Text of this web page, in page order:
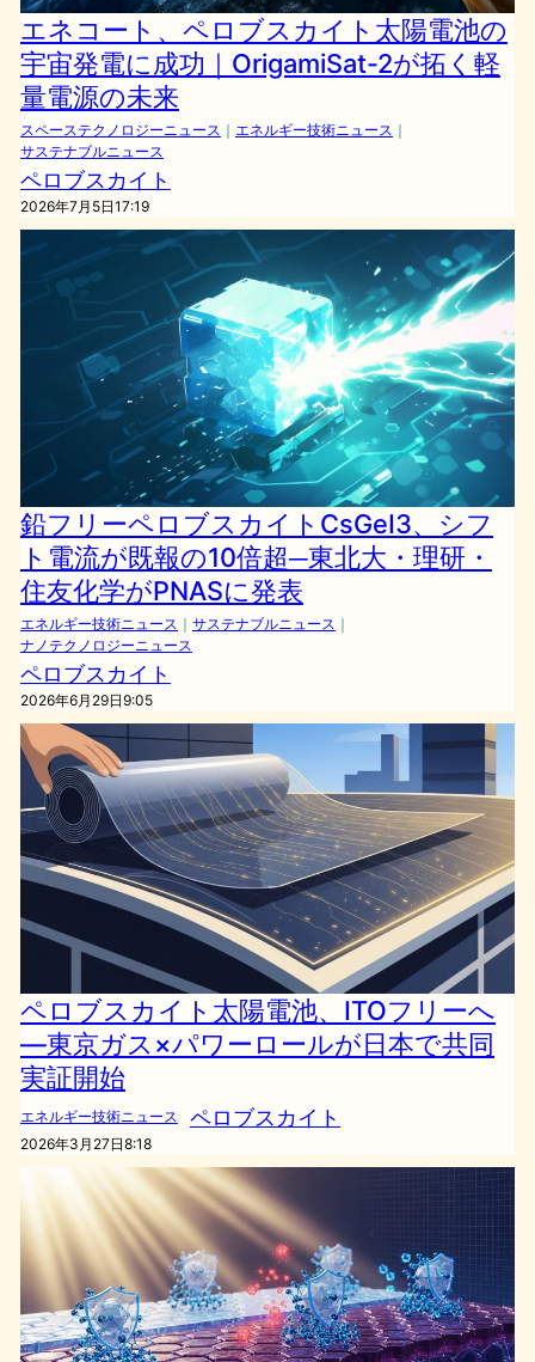
エネコート、ペロブスカイト太陽電池の
宇宙発電に成功｜OrigamiSat-2が拓く軽
量電源の未来
スペーステクノロジーニュース ｜ エネルギー技術ニュース ｜
サステナブルニュース
ペロブスカイト
2026年7月5日17:19
鉛フリーペロブスカイトCsGeI3、シフ
ト電流が既報の10倍超─東北大・理研・
住友化学がPNASに発表
エネルギー技術ニュース ｜ サステナブルニュース ｜
ナノテクノロジーニュース
ペロブスカイト
2026年6月29日9:05
ペロブスカイト太陽電池、ITOフリーへ
—東京ガス×パワーロールが日本で共同
実証開始
エネルギー技術ニュース ペロブスカイト
2026年3月27日8:18